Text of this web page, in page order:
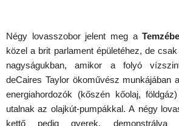
Négy lovasszobor jelent meg a
közel a brit parlament épületéhez, de
nagyságukban, amikor a folyó
deCaires Taylor ökoművész munkájában
energiahordozók (kőszén kőolaj,
utalnak az olajkút-pumpákkal. A négy
kettő pedig gyerek,